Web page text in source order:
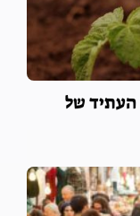
העתיד של